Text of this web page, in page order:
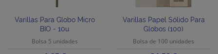
Varillas Para Globo Micro
BIO - 10u
Bolsa 5 unidades
Varillas Papel Sólido Para
Globos (100)
Bolsa de 100 unidades